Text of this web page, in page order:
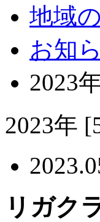
地域
お知
2023
2023年
リガク